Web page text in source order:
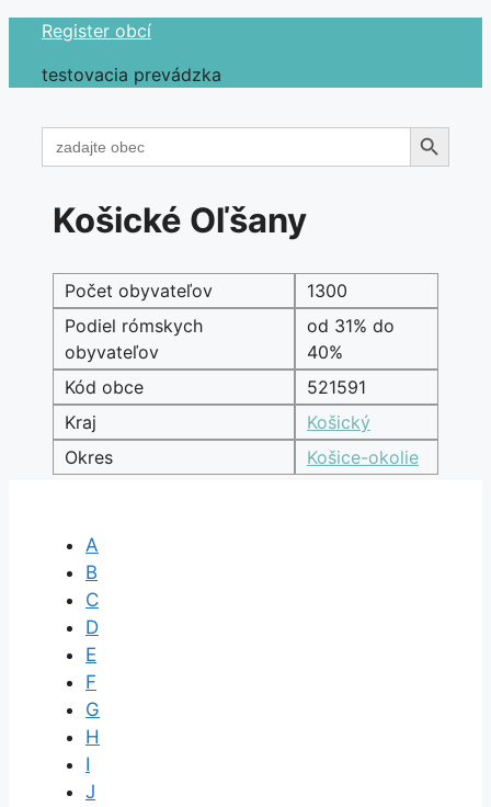
Preskočiť
obsah
Register obcí
testovacia prevádzka
Search
for:
Search Button
Košické Oľšany
Počet obyvateľov
1300
Podiel rómskych
obyvateľov
od 31% do
40%
Kód obce
521591
Kraj
Košický
Okres
Košice-okolie
A
B
C
D
E
F
G
H
I
J